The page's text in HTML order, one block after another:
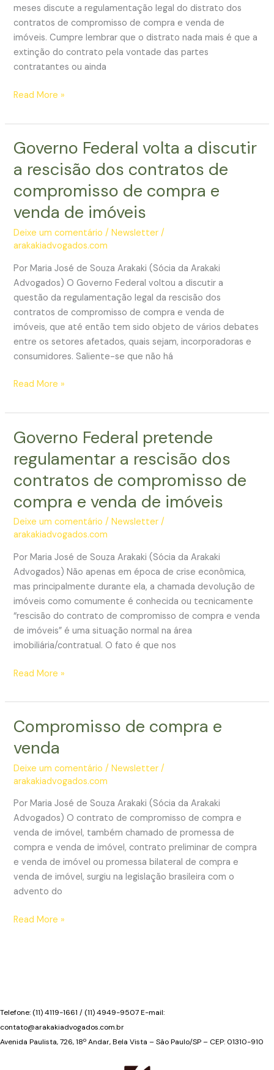
meses discute a regulamentação legal do distrato dos
contratos de compromisso de compra e venda de
imóveis. Cumpre lembrar que o distrato nada mais é que a
extinção do contrato pela vontade das partes
contratantes ou ainda
A
da
do
distrato
imóveis
ganha
mais
um
Read More »
Governo Federal volta a discutir
a rescisão dos contratos de
compromisso de compra e
venda de imóveis
Deixe um comentário /Newsletter /
arakakiadvogados.com
Por Maria José de Souza Arakaki (Sócia da Arakaki
Advogados) O Governo Federal voltou a discutir a
questão da regulamentação legal da rescisão dos
contratos de compromisso de compra e venda de
imóveis, que até então tem sido objeto de vários debates
entre os setores afetados, quais sejam, incorporadoras e
consumidores. Saliente-se que não há
Governo
volta
discutir
a
rescisão
dos
contratos
de
compromisso
compra
e
venda
de
imóveis
Read More »
Governo Federal pretende
regulamentar a rescisão dos
contratos de compromisso de
compra e venda de imóveis
Deixe um comentário /Newsletter /
arakakiadvogados.com
Por Maria José de Souza Arakaki (Sócia da Arakaki
Advogados) Não apenas em época de crise econômica,
mas principalmente durante ela, a chamada devolução de
imóveis como comumente é conhecida ou tecnicamente
“rescisão do contrato de compromisso de compra e venda
de imóveis” é uma situação normal na área
imobiliária/contratual. O fato é que nos
Governo
pretende
a
rescisão
contratos
compromisso
de
compra
e
venda
de
imóveis
Read More »
Compromisso de compra e
venda
Deixe um comentário /Newsletter /
arakakiadvogados.com
Por Maria José de Souza Arakaki (Sócia da Arakaki
Advogados) O contrato de compromisso de compra e
venda de imóvel, também chamado de promessa de
compra e venda de imóvel, contrato preliminar de compra
e venda de imóvel ou promessa bilateral de compra e
venda de imóvel, surgiu na legislação brasileira com o
advento do
Compromisso
Read More »
Telefone: (11) 4119-1661 / (11) 4949-9507 E-mail:
contato@arakakiadvogados.com.br
Avenida Paulista, 726, 18º Andar, Bela Vista – São Paulo/SP – CEP: 01310-910